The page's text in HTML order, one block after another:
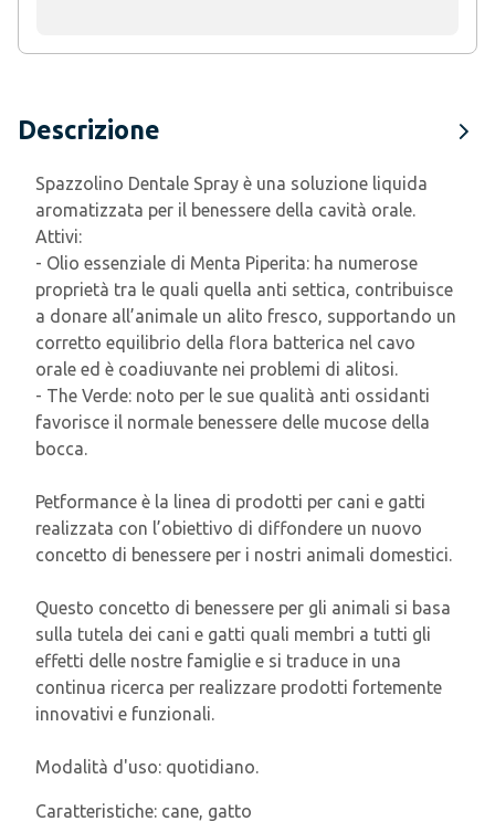
Descrizione
Spazzolino Dentale Spray è una soluzione liquida
aromatizzata per il benessere della cavità orale.
Attivi:
- Olio essenziale di Menta Piperita: ha numerose
proprietà tra le quali quella anti settica, contribuisce
a donare all’animale un alito fresco, supportando un
corretto equilibrio della flora batterica nel cavo
orale ed è coadiuvante nei problemi di alitosi.
- The Verde: noto per le sue qualità anti ossidanti
favorisce il normale benessere delle mucose della
bocca.
Petformance è la linea di prodotti per cani e gatti
realizzata con l’obiettivo di diffondere un nuovo
concetto di benessere per i nostri animali domestici.
Questo concetto di benessere per gli animali si basa
sulla tutela dei cani e gatti quali membri a tutti gli
effetti delle nostre famiglie e si traduce in una
continua ricerca per realizzare prodotti fortemente
innovativi e funzionali.
Modalità d'uso: quotidiano.
Caratteristiche: cane, gatto